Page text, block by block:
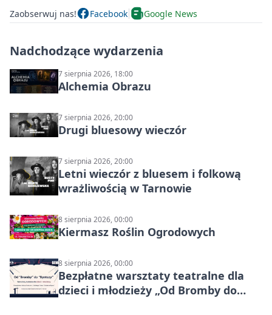
Zaobserwuj nas! Facebook Google News
Nadchodzące wydarzenia
7 sierpnia 2026, 18:00
Alchemia Obrazu
7 sierpnia 2026, 20:00
Drugi bluesowy wieczór
7 sierpnia 2026, 20:00
Letni wieczór z bluesem i folkową
wrażliwością w Tarnowie
8 sierpnia 2026, 00:00
Kiermasz Roślin Ogrodowych
8 sierpnia 2026, 00:00
Bezpłatne warsztaty teatralne dla
dzieci i młodzieży „Od Bromby do